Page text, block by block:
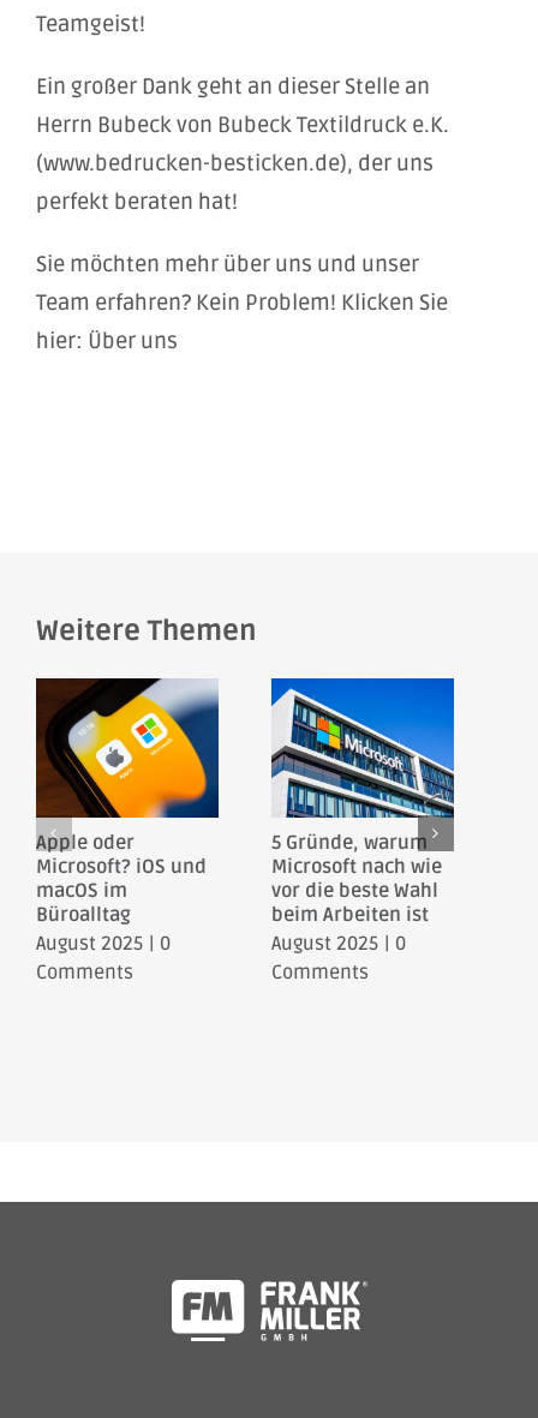
Teamgeist!
Ein großer Dank geht an dieser Stelle an
Herrn Bubeck von Bubeck Textildruck e.K.
(www.bedrucken-besticken.de), der uns
perfekt beraten hat!
Sie möchten mehr über uns und unser
Team erfahren? Kein Problem! Klicken Sie
hier: Über uns
Weitere Themen
Apple oder
Microsoft? iOS und
macOS im
Büroalltag
August 2025
0
Comments
5 Gründe, warum
Microsoft nach wie
vor die beste Wahl
beim Arbeiten ist
August 2025
0
Comments